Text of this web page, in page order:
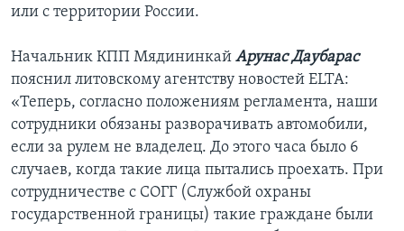
или с территории России.
Начальник КПП Мядининкай Арунас Даубарас
пояснил литовскому агентству новостей ELTA:
«Теперь, согласно положениям регламента, наши
сотрудники обязаны разворачивать автомобили,
если за рулем не владелец. До этого часа было 6
случаев, когда такие лица пытались проехать. При
сотрудничестве с СОГГ (Службой охраны
государственной границы) такие граждане были